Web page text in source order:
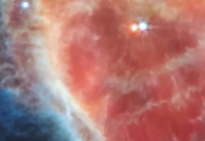
negro supermasivo activo en su centro. Nuestra
colisionan, los astrónomos esperan que los
especialmente activos. Esto se debe a que este
material de cada galaxia.